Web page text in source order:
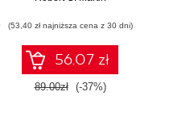
(53,40 zł najniższa cena z 30 dni)
56.07 zł
89.00zł (-37%)